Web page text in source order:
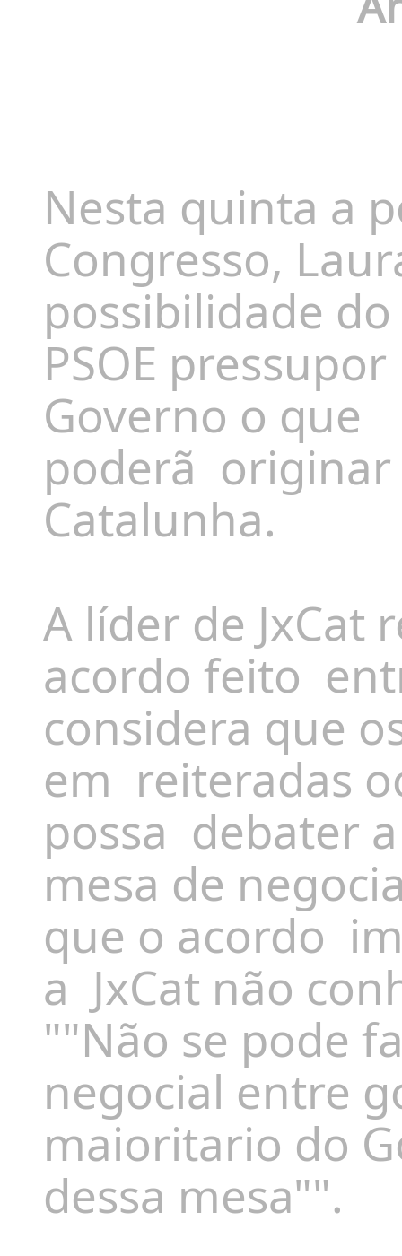
Nesta quinta a
Congresso,
possibilidade
PSOE
Governo o que
poderã
Catalunha.
A líder de JxCat
acordo feito
considera que
em reiteradas
possa debater
mesa de
que o acordo
a JxCat não
""Não se pode
negocial entre
maioritario do
dessa mesa"".